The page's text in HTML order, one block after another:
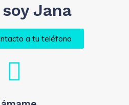
Jana
a tu teléfono